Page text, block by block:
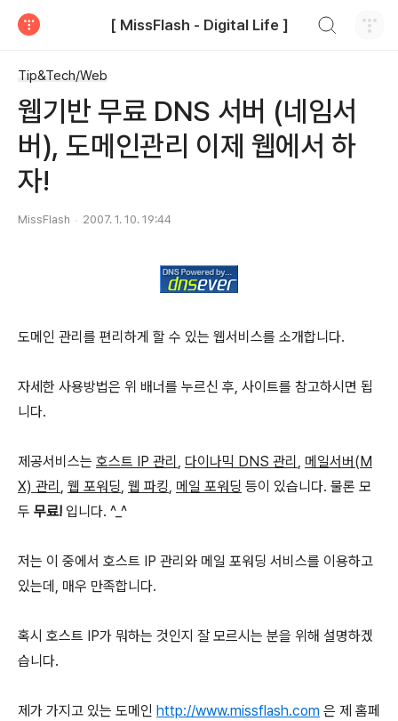
[ MissFlash - Digital Life ]
Tip&Tech/Web
웹기반 무료 DNS 서버 (네임서
버), 도메인관리 이제 웹에서 하
자!
MissFlash 2007. 1. 10. 19:44
도메인 관리를 편리하게 할 수 있는 웹서비스를 소개합니다.
자세한 사용방법은 위 배너를 누르신 후, 사이트를 참고하시면 됩
니다.
제공서비스는 호스트 IP 관리 , 다이나믹 DNS 관리 , 메일서버(M
X) 관리 , 웹 포워딩, 웹 파킹, 메일 포워딩 등이 있습니다. 물론 모
두 무료! 입니다. ^_^
저는 이 중에서 호스트 IP 관리와 메일 포워딩 서비스를 이용하고
있는데, 매우 만족합니다.
혹시 호스트 IP가 뭐하는 것인지 잘 모르시는 분을 위해 설명하겠
습니다.
제가 가지고 있는 도메인 http://www.missflash.com 은 제 홈페